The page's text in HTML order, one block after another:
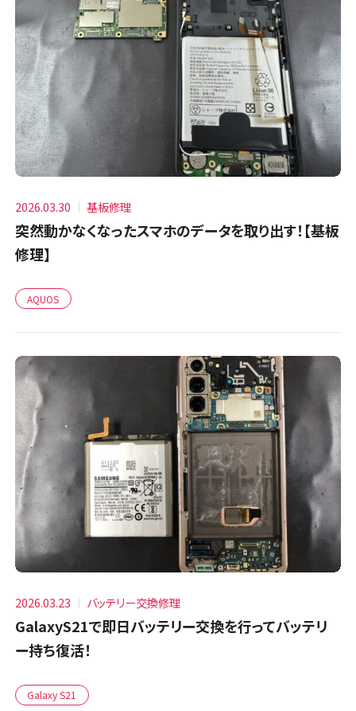
2026.03.30 基板修理
突然動かなくなったスマホのデータを取り出す！【基板
修理】
AQUOS
2026.03.23 バッテリー交換修理
GalaxyS21で即日バッテリー交換を行ってバッテリ
ー持ち復活！
Galaxy S21